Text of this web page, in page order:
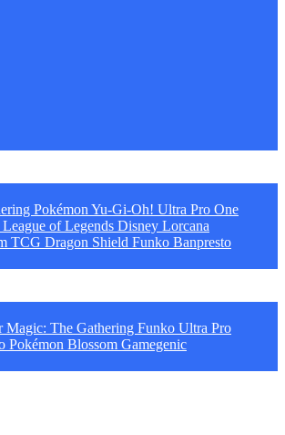
Pokémon Yu-Gi-Oh! Ultra Pro One
of Legends Disney Lorcana
TCG Dragon Shield Funko Banpresto
Magic: The Gathering Funko Ultra Pro
Pokémon Blossom Gamegenic